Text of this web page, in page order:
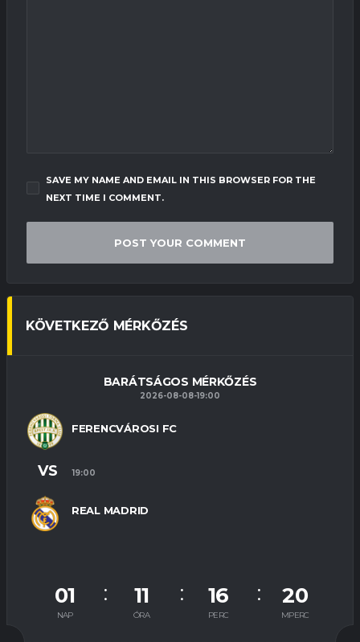
SAVE MY NAME AND EMAIL IN THIS BROWSER FOR THE
NEXT TIME I COMMENT.
KÖVETKEZŐ MÉRKŐZÉS
BARÁTSÁGOS MÉRKŐZÉS
2026-08-08-19:00
FERENCVÁROSI FC
REAL MADRID
VS 19:00
01
NAP
11
ÓRA
16
PERC
20
MPERC